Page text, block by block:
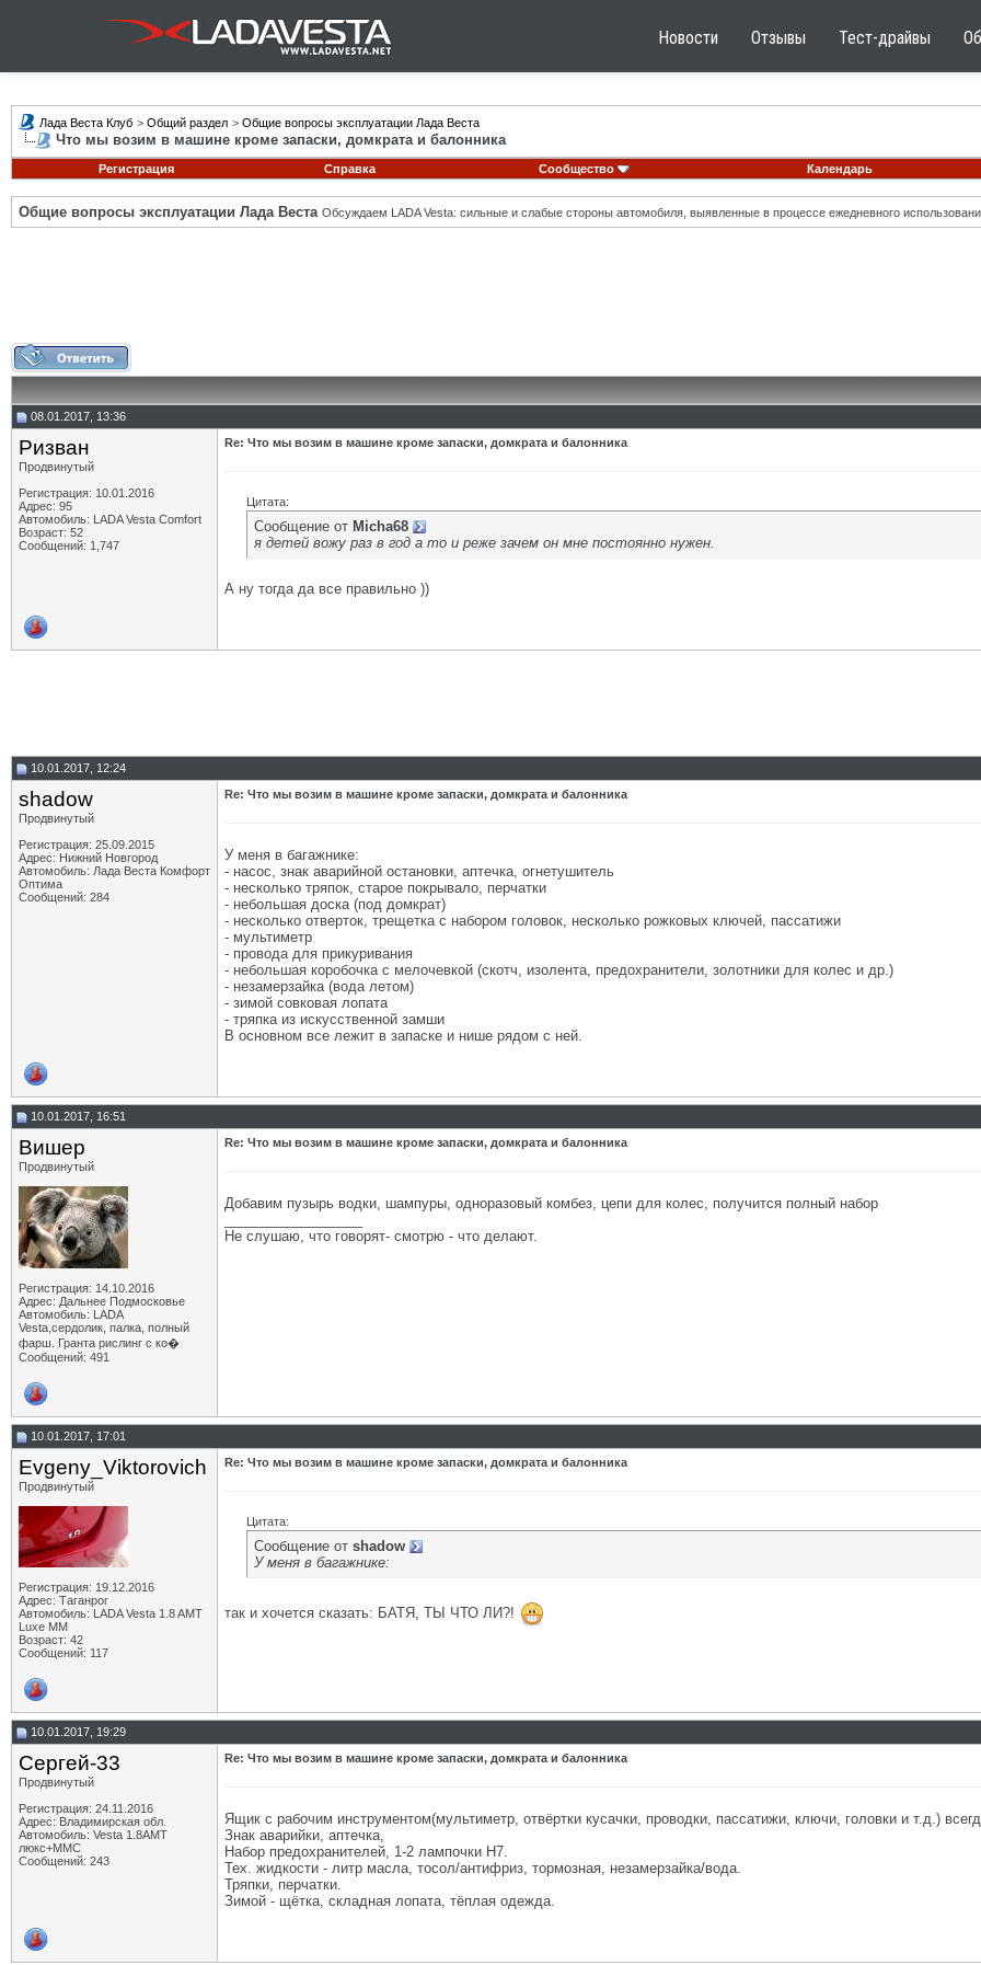
Новости Отзывы Тест-драйвы
Лада Веста Клуб > Общий раздел > Общие вопросы эксплуатации Лада Веста
Что мы возим в машине кроме запаски, домкрата и балонника
Регистрация Справка Сообщество Календарь
Общие вопросы эксплуатации Лада Веста Обсуждаем LADA Vesta: сильные и слабые стороны автомобиля, выявленные в процессе ежедневного
08.01.2017, 13:36
Ризван
Продвинутый
Регистрация: 10.01.2016
Адрес: 95
Автомобиль: LADA Vesta Сomfort
Возраст: 52
Сообщений: 1,747
Re: Что мы возим в машине кроме запаски, домкрата и балонника
Цитата:
Сообщение от Micha68
я детей вожу раз в год а то и реже зачем он мне постоянно нужен.
А ну тогда да все правильно ))
10.01.2017, 12:24
shadow
Продвинутый
Регистрация: 25.09.2015
Адрес: Нижний Новгород
Автомобиль: Лада Веста Комфорт
Оптима
Сообщений: 284
Re: Что мы возим в машине кроме запаски, домкрата и балонника
У меня в багажнике:
- насос, знак аварийной остановки, аптечка, огнетушитель
- несколько тряпок, старое покрывало, перчатки
- небольшая доска (под домкрат)
- несколько отверток, трещетка с набором головок, несколько рожковых ключей, пассатижи
- мультиметр
- провода для прикуривания
- небольшая коробочка с мелочевкой (скотч, изолента, предохранители, золотники для колес и др.)
- незамерзайка (вода летом)
- зимой совковая лопата
- тряпка из искусственной замши
В основном все лежит в запаске и нише рядом с ней.
10.01.2017, 16:51
Вишер
Продвинутый
Регистрация: 14.10.2016
Адрес: Дальнее Подмосковье
Автомобиль: LADA
Vesta,сердолик, палка, полный
фарш. Гранта рислинг с ко�
Сообщений: 491
Re: Что мы возим в машине кроме запаски, домкрата и балонника
Добавим пузырь водки, шампуры, одноразовый комбез, цепи для колес, получится полный набор
Не слушаю, что говорят- смотрю - что делают.
10.01.2017, 17:01
Evgeny_Viktorovich
Продвинутый
Регистрация: 19.12.2016
Адрес: Таганрог
Автомобиль: LADA Vesta 1.8 AMT
Luxe MM
Возраст: 42
Сообщений: 117
Re: Что мы возим в машине кроме запаски, домкрата и балонника
Цитата:
Сообщение от shadow
У меня в багажнике:
так и хочется сказать: БАТЯ, ТЫ ЧТО ЛИ?!
10.01.2017, 19:29
Сергей-33
Продвинутый
Регистрация: 24.11.2016
Адрес: Владимирская обл.
Автомобиль: Vesta 1.8АМТ
люкс+ММС
Сообщений: 243
Re: Что мы возим в машине кроме запаски, домкрата и балонника
Ящик с рабочим инструментом(мультиметр, отвёртки кусачки, проводки, пассатижи, ключи, головки и т.д.)
Знак аварийки, аптечка,
Набор предохранителей, 1-2 лампочки Н7.
Тех. жидкости - литр масла, тосол/антифриз, тормозная, незамерзайка/вода.
Тряпки, перчатки.
Зимой - щётка, складная лопата, тёплая одежда.